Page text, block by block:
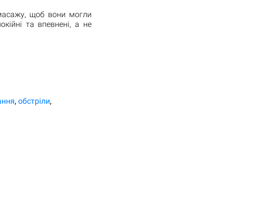
щоб вони могли
та впевнені, а не
обстріли